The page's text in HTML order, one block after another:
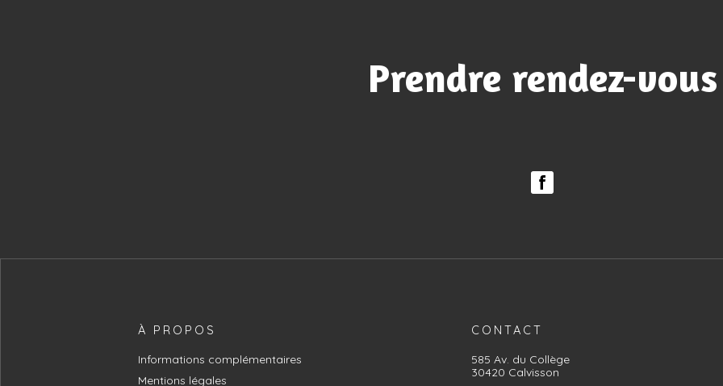
Prendre rendez-vous
À PROPOS
Informations complémentaires
Mentions légales
CONTACT
585 Av. du Collège
30420 Calvisson